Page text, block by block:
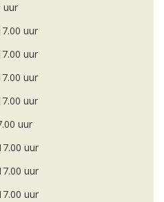
uur
uur
uur
uur
uur
uur
uur
uur
uur